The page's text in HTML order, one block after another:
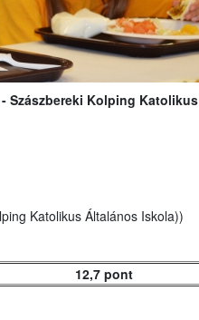
Szászbereki Kolping Katolikus
Katolikus Általános Iskola))
12,7 pont